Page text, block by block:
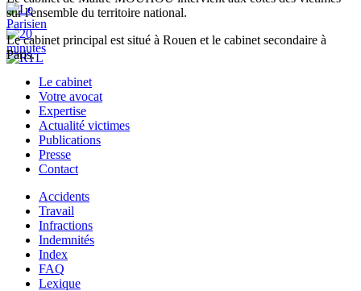
sur l'ensemble du territoire national.
Le cabinet principal est situé à Rouen et le cabinet secondaire à
Paris.
Le cabinet
Votre avocat
Expertise
Actualité victimes
Publications
Presse
Contact
Accidents
Travail
Infractions
Indemnités
Index
FAQ
Lexique